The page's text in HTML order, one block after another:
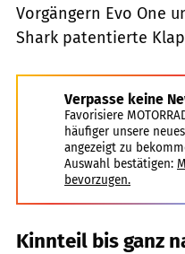
Vorgängern Evo One
Shark patentierte
Verpasse keine
Favorisiere
häufiger unsere
angezeigt zu
Auswahl bestätigen:
bevorzugen.
Kinnteil bis ganz